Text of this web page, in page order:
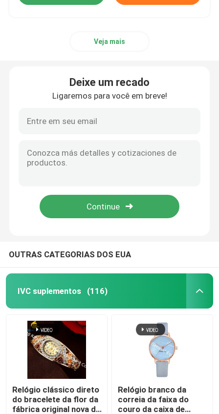
Casa
Produtos
Sobre nós
Veja mais
Deixe um recado
Ligaremos para você em breve!
OUTRAS CATEGORIAS DOS EUA
IVC suplementos (116)
Relógio clássico direto
do bracelete da flor da
fábrica original nova do
Relógio branco da
correia da faixa do
couro da caixa de